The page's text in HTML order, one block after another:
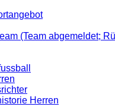
(Team abgemeldet;
Herren